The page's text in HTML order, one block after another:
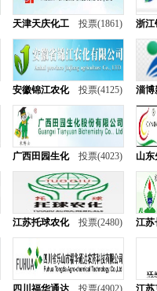
天津天庆化工 投票(1861) 浙江
安徽锦江农化 投票(4125) 淄博
广西田园生化 投票(4023) 山
江苏托球农化 投票(2480) 江苏
四川福华通达 投票(4902) 江苏